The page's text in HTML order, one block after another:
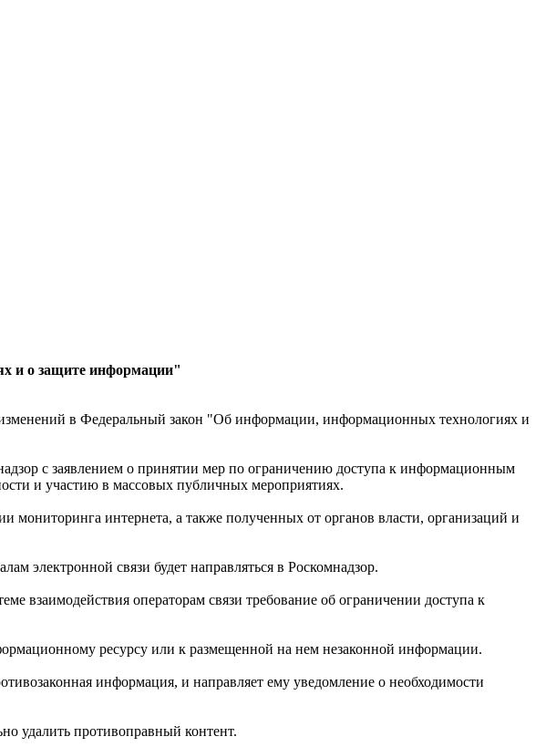
и о защите информации"
в Федеральный закон "Об информации, информационных технологиях и
с заявлением о принятии мер по ограничению доступа к информационным
и участию в массовых публичных мероприятиях.
интернета, а также полученных от органов власти, организаций и
электронной связи будет направляться в Роскомнадзор.
взаимодействия операторам связи требование об ограничении доступа к
ресурсу или к размещенной на нем незаконной информации.
информация, и направляет ему уведомление о необходимости
удалить противоправный контент.